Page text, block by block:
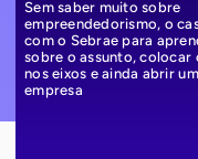
Sem saber muito sobre
empreendedorismo, o
com o Sebrae para
sobre o assunto, colocar
nos eixos e ainda abrir
empresa